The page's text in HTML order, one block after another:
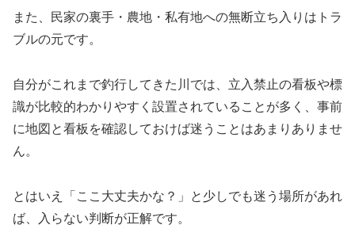
また、民家の裏手・農地・私有地への無断立ち入りはトラ
ブルの元です。
自分がこれまで釣行してきた川では、立入禁止の看板や標
識が比較的わかりやすく設置されていることが多く、事前
に地図と看板を確認しておけば迷うことはあまりありませ
ん。
とはいえ「ここ大丈夫かな？」と少しでも迷う場所があれ
ば、入らない判断が正解です。